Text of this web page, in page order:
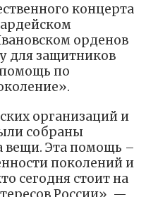
концерта
орденов
для защитников
по
организаций и
собраны
Эта помощь –
поколений и
сегодня стоит на